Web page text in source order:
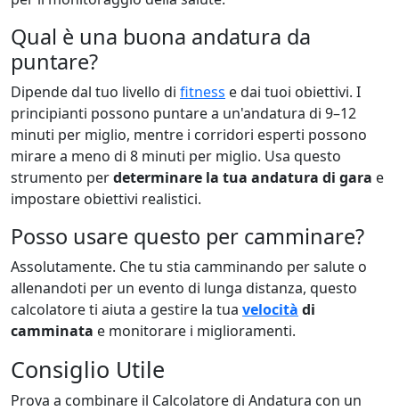
Qual è una buona andatura da
puntare?
Dipende dal tuo livello di fitness e dai tuoi obiettivi. I
principianti possono puntare a un'andatura di 9–12
minuti per miglio, mentre i corridori esperti possono
mirare a meno di 8 minuti per miglio. Usa questo
strumento perdeterminare la tua andatura di gara e
impostare obiettivi realistici.
Posso usare questo per camminare?
Assolutamente. Che tu stia camminando per salute o
allenandoti per un evento di lunga distanza, questo
calcolatore ti aiuta a gestire la tua velocità di
camminata e monitorare i miglioramenti.
Consiglio Utile
Prova a combinare il Calcolatore di Andatura con un